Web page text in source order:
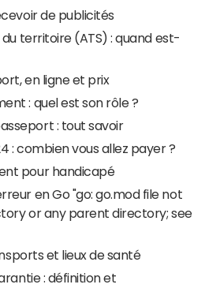
de publicités
territoire (ATS) : quand est-
en ligne et prix
: quel est son rôle ?
: tout savoir
: combien vous allez payer ?
pour handicapé
en Go "go: go.mod file not
or any parent directory; see
et lieux de santé
: définition et